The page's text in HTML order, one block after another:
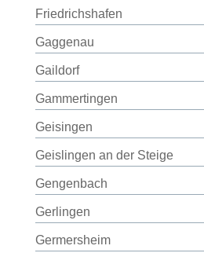
Friedrichshafen
Gaggenau
Gaildorf
Gammertingen
Geisingen
Geislingen an der Steige
Gengenbach
Gerlingen
Germersheim